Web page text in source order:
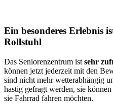
Ein besonderes Erlebnis
Rollstuhl
Das Seniorenzentrum ist sehr
können jetzt jederzeit mit den
sind nicht mehr wetterabhängig
hastig gefragt werden, sie
sie Fahrrad fahren möchten.